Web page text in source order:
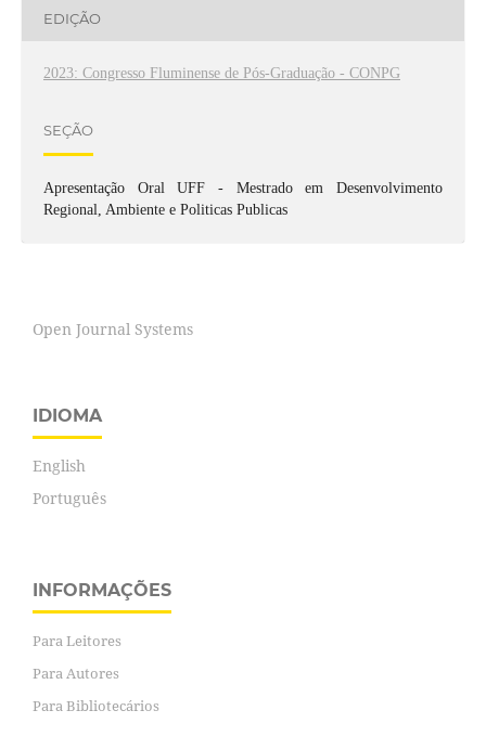
EDIÇÃO
2023: Congresso Fluminense de Pós-Graduação - CONPG
SEÇÃO
Apresentação Oral UFF - Mestrado em Desenvolvimento
Regional, Ambiente e Politicas Publicas
Open Journal Systems
IDIOMA
English
Português
INFORMAÇÕES
Para Leitores
Para Autores
Para Bibliotecários